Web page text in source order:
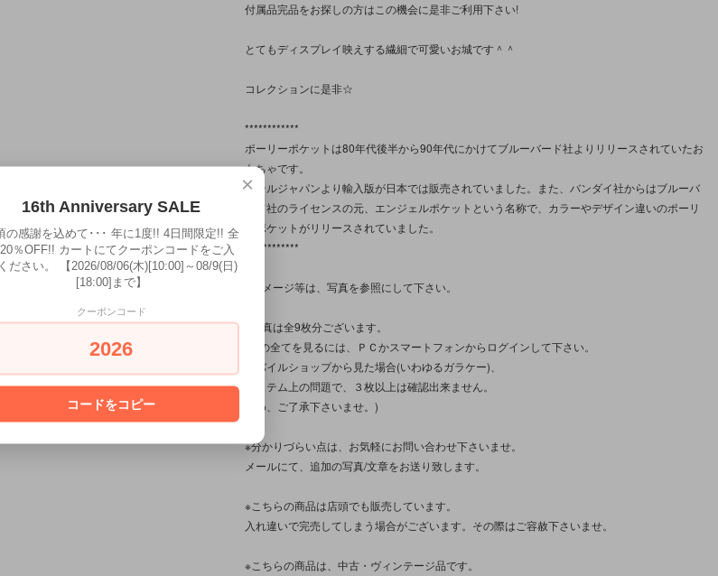
付属品完品をお探しの方はこの機会に是非ご利用下さい!
とてもディスプレイ映えする繊細で可愛いお城です＾＾
コレクションに是非☆
************
ポーリーポケットは80年代後半から90年代にかけてブルーバード社よりリリースされていたお
もちゃです。
マテルジャパンより輸入版が日本では販売されていました。また、バンダイ社からはブルーバ
ード社のライセンスの元、エンジェルポケットという名称で、カラーやデザイン違いのポーリ
ーポケットがリリースされていました。
************
※ダメージ等は、写真を参照にして下さい。
※写真は全9枚分ございます。
(その全てを見るには、ＰＣかスマートフォンからログインして下さい。
モバイルショップから見た場合(いわゆるガラケー)、
システム上の問題で、３枚以上は確認出来ません。
予め、ご了承下さいませ。)
※分かりづらい点は、お気軽にお問い合わせ下さいませ。
メールにて、追加の写真/文章をお送り致します。
※こちらの商品は店頭でも販売しています。
入れ違いで完売してしまう場合がございます。その際はご容赦下さいませ。
※こちらの商品は、中古・ヴィンテージ品です。
×
16th Anniversary SALE
の感謝を込めて･･･ 年に1度!! 4日間限定!! 全
％OFF!! カートにてクーポンコードをご入
ださい。 【2026/08/06(木)[10:00]～08/9(日)
[18:00]まで】
クーポンコード
2026
コードをコピー